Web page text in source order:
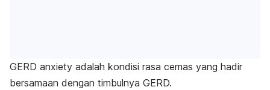
GERD anxiety adalah kondisi rasa cemas yang hadir
bersamaan dengan timbulnya GERD.